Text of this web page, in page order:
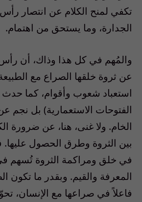
تكفي لمنح الكلام عن انتصار
الجدارة، وما يستحق من اهتمام.
والمُهم في كل هذا وذاك، أن
عن ثروة خلقها الصراع مع
استعباد شعوب وأقوام، كما
الفتوحات الاستعمارية) بل نجم
الخام. ولا غنى، هنا، عن ضرورة
بين الثروة وطرق الحصول عليها.
في خلق ومراكمة الثروة تُسهم
المعرفة والقيم. وبقدر ما تكون
فاعلاً في صراعها مع الإنسان،